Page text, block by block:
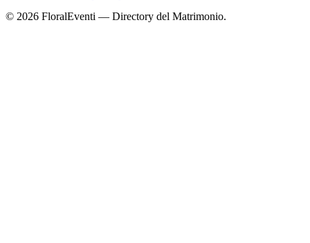
© 2026 FloralEventi — Directory del Matrimonio.